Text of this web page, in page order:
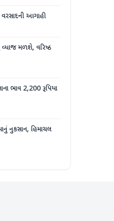
આગાહી
વ્યાજ મળશે, વરિષ્ઠ
ભાવ 2,200 રૂપિયા
નુકસાન, હિમાચલ